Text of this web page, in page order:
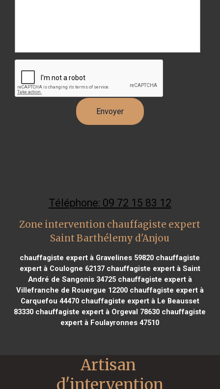
Téléphone: 09 72 15 83 12
Zone intervention chauffagiste expert
Saint Barthélemy d'Anjou
chauffagiste expert à Gravelines 59820 chauffagiste
expert à Coulogne 62137chauffagiste expert à Saint
André de Sangonis 34725chauffagiste expert à
Villefranche de Rouergue 12200chauffagiste expert à
Carquefou 44470chauffagiste expert à Le Beausset
83330 chauffagiste expert à Orgeval 78630 chauffagiste
expert à Foulayronnes 47510
Artisan
d'intervention